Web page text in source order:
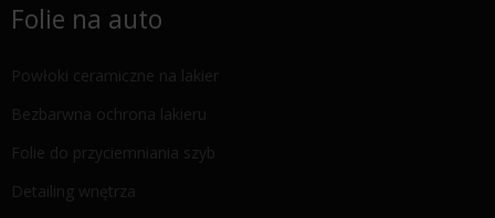
Folie na auto
Powłoki ceramiczne na lakier
Bezbarwna ochrona lakieru
Folie do przyciemniania szyb
Detailing wnętrza